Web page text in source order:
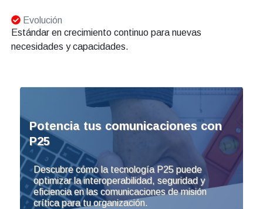
Evolución
Estándar en crecimiento continuo para nuevas
necesidades y capacidades.
Potencia tus comunicaciones con
P25
Descubre cómo la tecnología P25 puede
optimizar la interoperabilidad, seguridad y
eficiencia en las comunicaciones de misión
crítica para tu organización.